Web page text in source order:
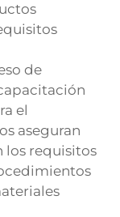
de
el
aseguran
los requisitos